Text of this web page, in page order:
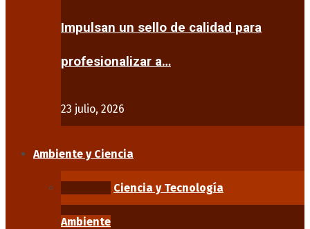
Impulsan un sello de calidad para
profesionalizar a…
23 julio, 2026
Ambiente y Ciencia
Ciencia y Tecnología
Ambiente